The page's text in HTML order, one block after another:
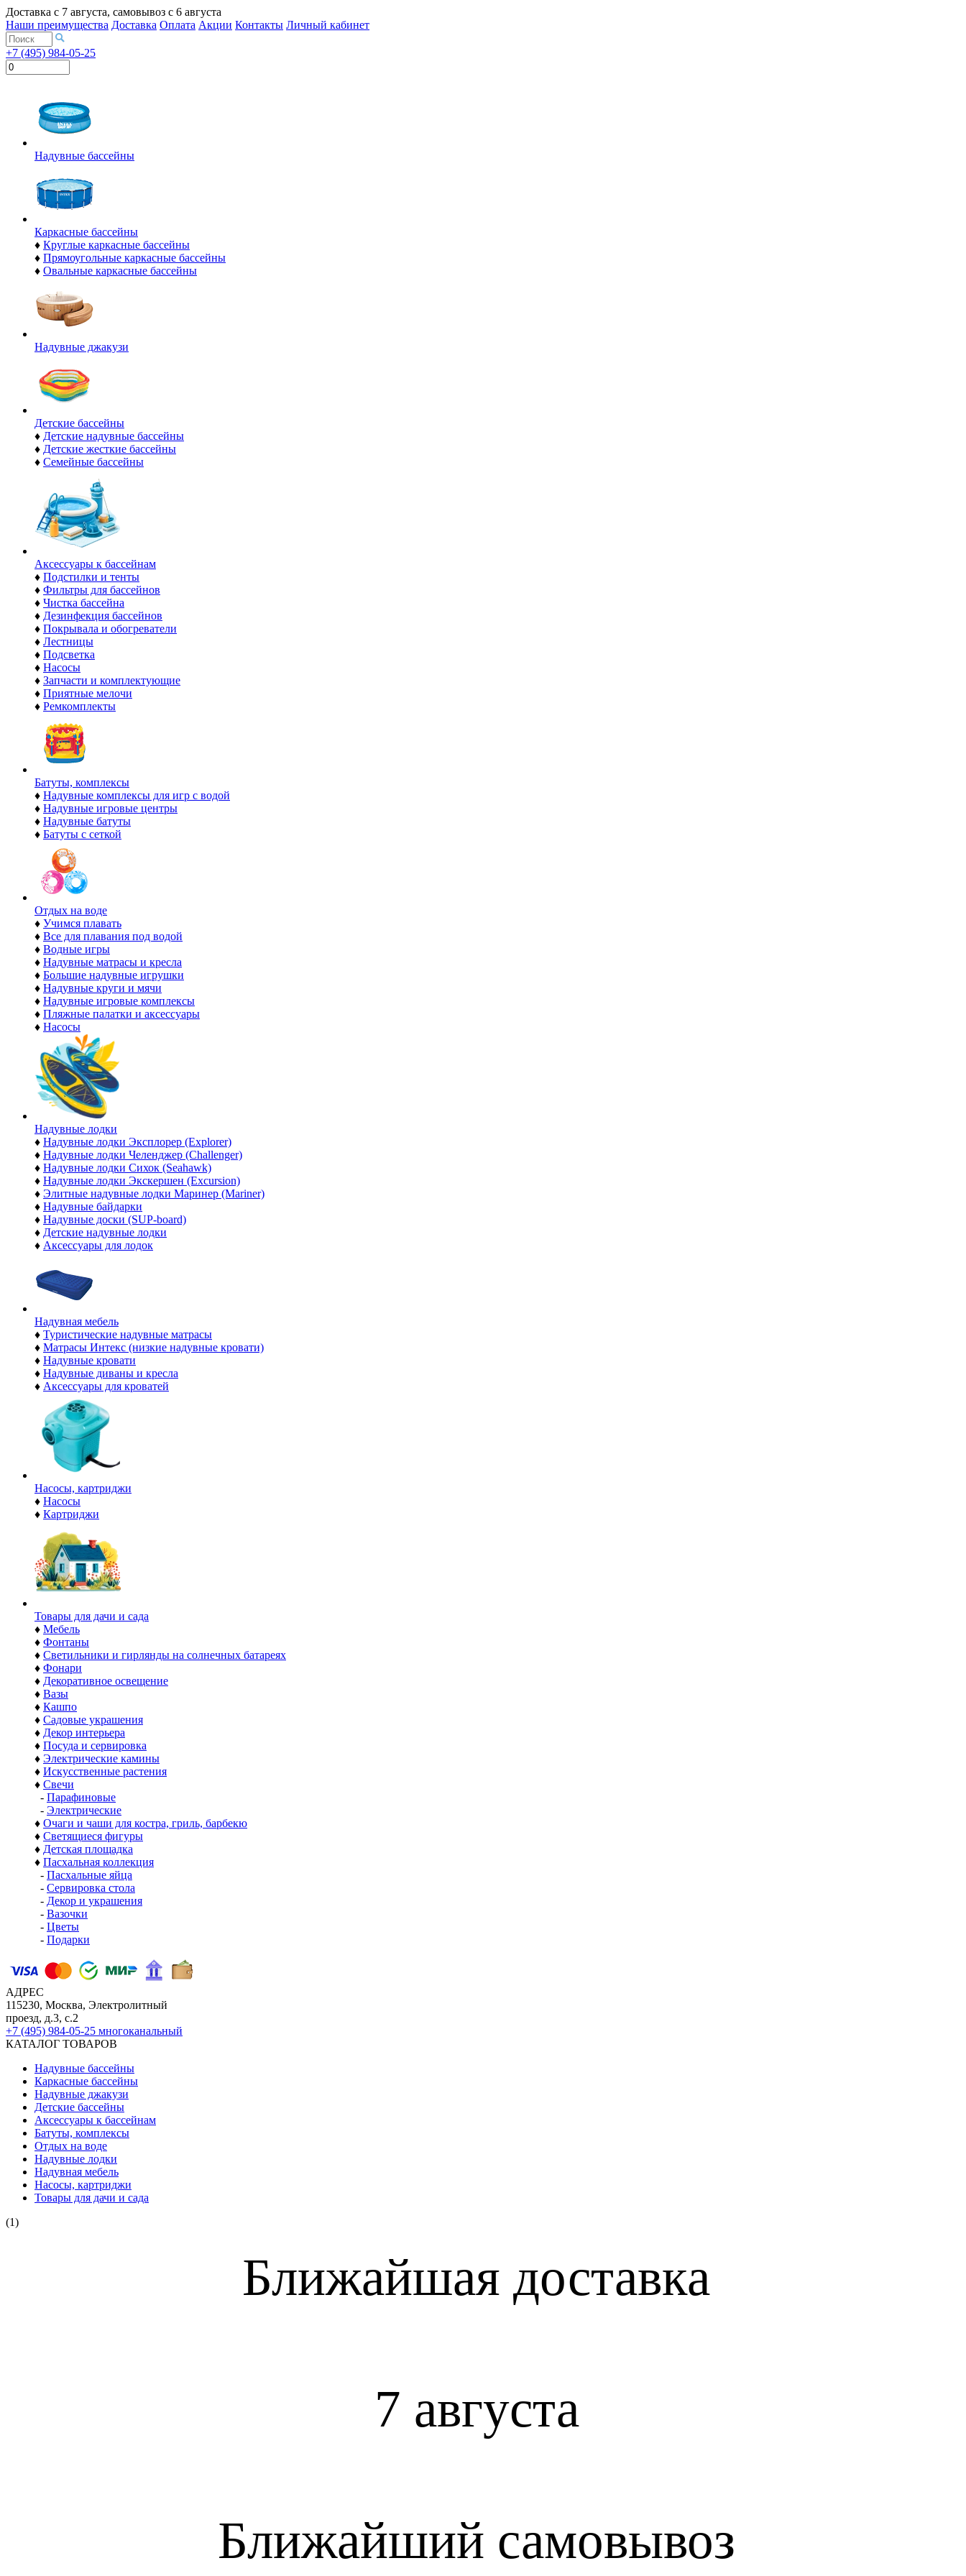
Доставка с 7 августа, самовывоз с 6 августа
Наши преимущества Доставка Оплата Акции Контакты Личный кабинет
+7 (495) 984-05-25
Надувные бассейны
Каркасные бассейны
♦ Круглые каркасные бассейны
♦ Прямоугольные каркасные бассейны
♦ Овальные каркасные бассейны
Надувные джакузи
Детские бассейны
♦ Детские надувные бассейны
♦ Детские жесткие бассейны
♦ Семейные бассейны
Аксессуары к бассейнам
♦ Подстилки и тенты
♦ Фильтры для бассейнов
♦ Чистка бассейна
♦ Дезинфекция бассейнов
♦ Покрывала и обогреватели
♦ Лестницы
♦ Подсветка
♦ Насосы
♦ Запчасти и комплектующие
♦ Приятные мелочи
♦ Ремкомплекты
Батуты, комплексы
♦ Надувные комплексы для игр с водой
♦ Надувные игровые центры
♦ Надувные батуты
♦ Батуты с сеткой
Отдых на воде
♦ Учимся плавать
♦ Все для плавания под водой
♦ Водные игры
♦ Надувные матрасы и кресла
♦ Большие надувные игрушки
♦ Надувные круги и мячи
♦ Надувные игровые комплексы
♦ Пляжные палатки и аксессуары
♦ Насосы
Надувные лодки
♦ Надувные лодки Эксплорер (Explorer)
♦ Надувные лодки Челенджер (Challenger)
♦ Надувные лодки Сихок (Seahawk)
♦ Надувные лодки Экскершен (Excursion)
♦ Элитные надувные лодки Маринер (Mariner)
♦ Надувные байдарки
♦ Надувные доски (SUP-board)
♦ Детские надувные лодки
♦ Аксессуары для лодок
Надувная мебель
♦ Туристические надувные матрасы
♦ Матрасы Интекс (низкие надувные кровати)
♦ Надувные кровати
♦ Надувные диваны и кресла
♦ Аксессуары для кроватей
Насосы, картриджи
♦ Насосы
♦ Картриджи
Товары для дачи и сада
♦ Мебель
♦ Фонтаны
♦ Светильники и гирлянды на солнечных батареях
♦ Фонари
♦ Декоративное освещение
♦ Вазы
♦ Кашпо
♦ Садовые украшения
♦ Декор интерьера
♦ Посуда и сервировка
♦ Электрические камины
♦ Искусственные растения
♦ Свечи
- Парафиновые
- Электрические
♦ Очаги и чаши для костра, гриль, барбекю
♦ Светящиеся фигуры
♦ Детская площадка
♦ Пасхальная коллекция
- Пасхальные яйца
- Сервировка стола
- Декор и украшения
- Вазочки
- Цветы
- Подарки
АДРЕС
115230, Москва, Электролитный
проезд, д.3, с.2
+7 (495) 984-05-25 многоканальный
КАТАЛОГ ТОВАРОВ
Надувные бассейны
Каркасные бассейны
Надувные джакузи
Детские бассейны
Аксессуары к бассейнам
Батуты, комплексы
Отдых на воде
Надувные лодки
Надувная мебель
Насосы, картриджи
Товары для дачи и сада
(1)
Ближайшая доставкa
7 августа
Ближайший самовывоз